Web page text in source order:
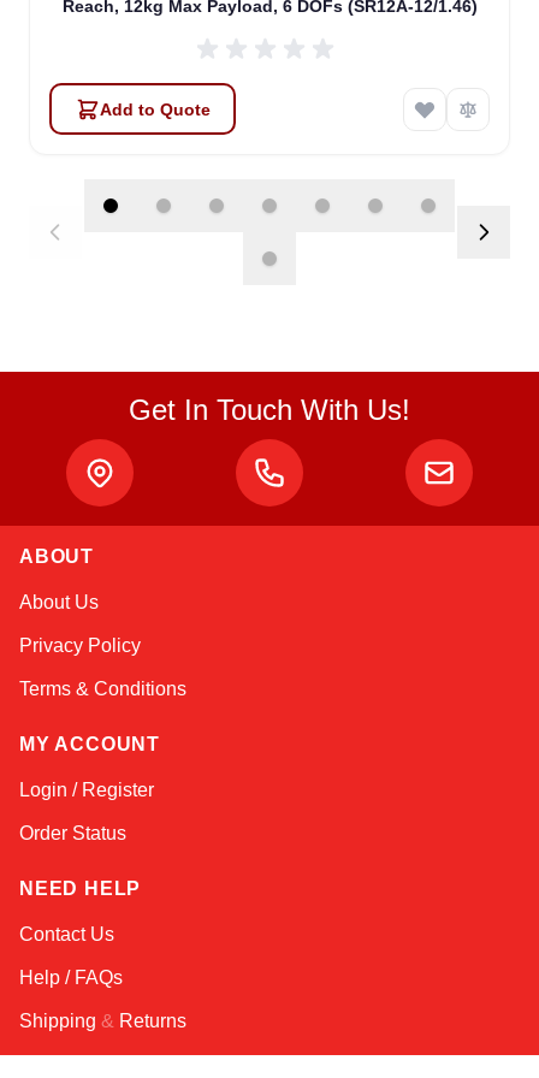
Reach, 12kg Max Payload, 6 DOFs (SR12A-12/1.46)
Add to Quote
Get In Touch With Us!
ABOUT
About Us
Privacy Policy
Terms & Conditions
MY ACCOUNT
Login / Register
Order Status
NEED HELP
Contact Us
Help / FAQs
Shipping & Returns